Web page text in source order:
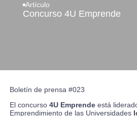
Artículo
Concurso 4U Emprende
Boletín de prensa #023
El concurso 4U Emprendeestá
Emprendimiento de las Universidades